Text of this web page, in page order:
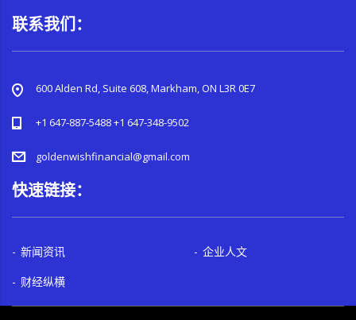
联系我们：
600 Alden Rd, Suite 608, Markham, ON L3R 0E7
+1 647-887-5488 +1 647-348-9502
goldenwishfinancial@gmail.com
快速链接：
新闻资讯
企业人文
财经纵横